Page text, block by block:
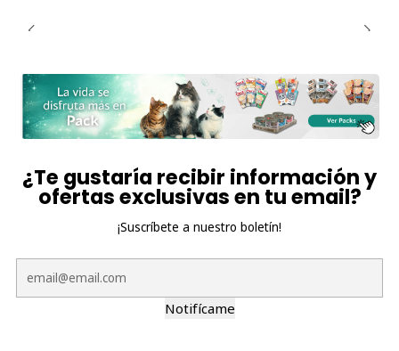
¿Te gustaría recibir información y
ofertas exclusivas en tu email?
¡Suscríbete a nuestro boletín!
Notifícame